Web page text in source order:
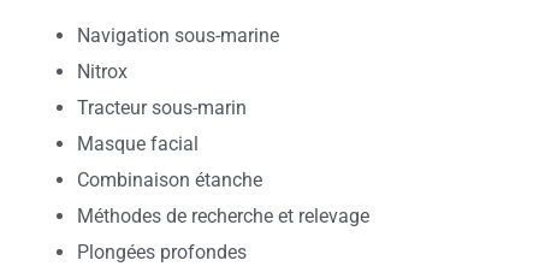
Navigation sous-marine
Nitrox
Tracteur sous-marin
Masque facial
Combinaison étanche
Méthodes de recherche et relevage
Plongées profondes